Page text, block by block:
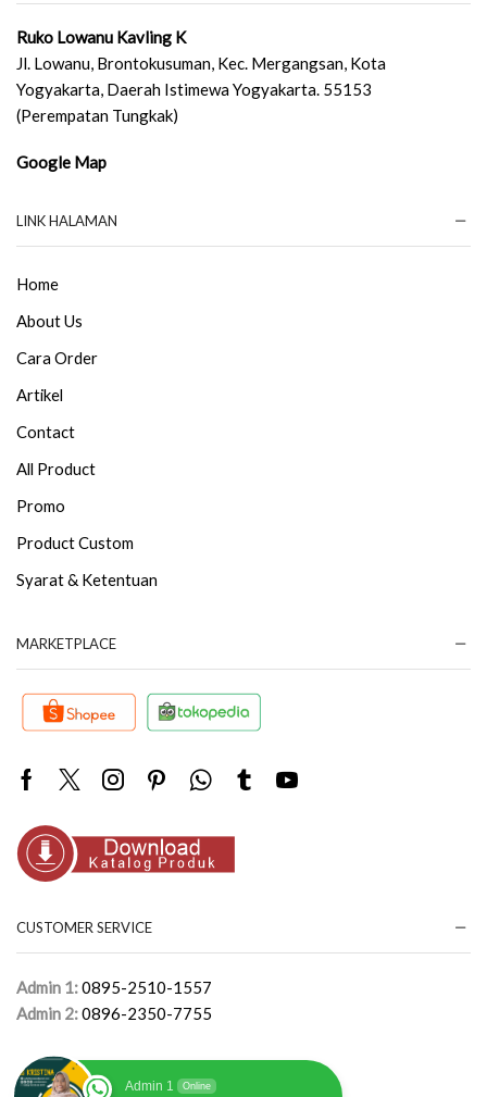
Ruko Lowanu Kavling K
Jl. Lowanu, Brontokusuman, Kec. Mergangsan, Kota
Yogyakarta, Daerah Istimewa Yogyakarta. 55153
(Perempatan Tungkak)
Google Map
LINK HALAMAN
Home
About Us
Cara Order
Artikel
Contact
All Product
Promo
Product Custom
Syarat & Ketentuan
MARKETPLACE
Facebook
TwitterInstagram
PinterestWhatsapp
TumblrYoutube
CUSTOMER SERVICE
Admin 1:0895-2510-1557
Admin 2:0896-2350-7755
Admin 1 Online